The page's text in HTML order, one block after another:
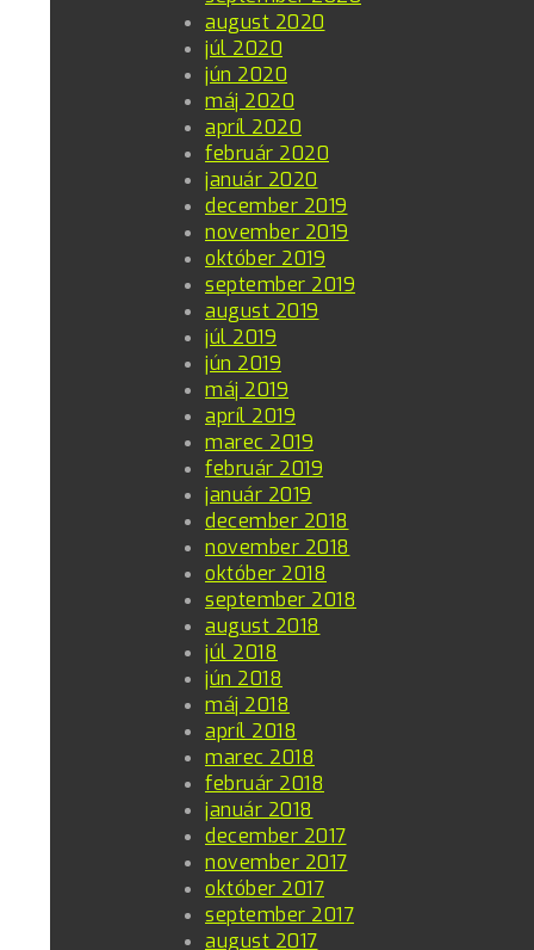
august 2020
júl 2020
jún 2020
máj 2020
apríl 2020
február 2020
január 2020
december 2019
november 2019
október 2019
september 2019
august 2019
júl 2019
jún 2019
máj 2019
apríl 2019
marec 2019
február 2019
január 2019
december 2018
november 2018
október 2018
september 2018
august 2018
júl 2018
jún 2018
máj 2018
apríl 2018
marec 2018
február 2018
január 2018
december 2017
november 2017
október 2017
september 2017
august 2017